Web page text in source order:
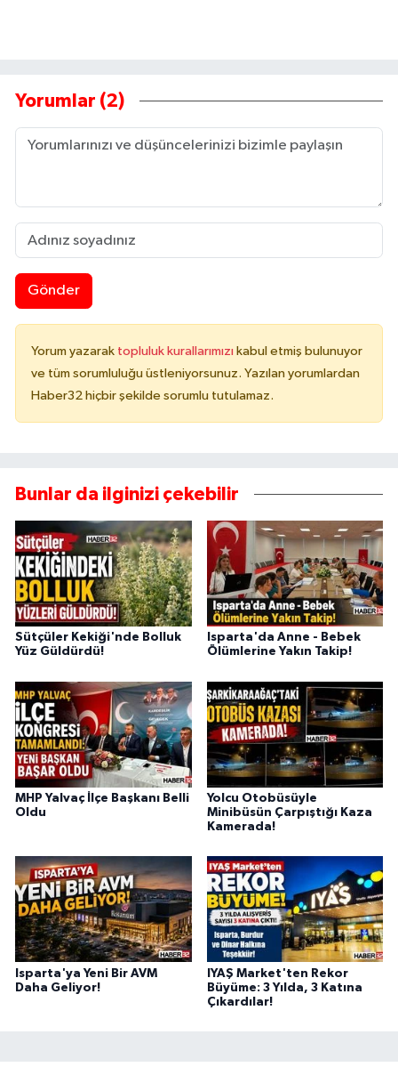
Yorumlar (2)
Gönder
Yorum yazarak topluluk kurallarımızı kabul etmiş bulunuyor
ve tüm sorumluluğu üstleniyorsunuz. Yazılan yorumlardan
Haber32 hiçbir şekilde sorumlu tutulamaz.
Bunlar da ilginizi çekebilir
Sütçüler Kekiği'nde Bolluk
Yüz Güldürdü!
Isparta'da Anne - Bebek
Ölümlerine Yakın Takip!
MHP Yalvaç İlçe Başkanı Belli
Oldu
Yolcu Otobüsüyle
Minibüsün Çarpıştığı Kaza
Kamerada!
Isparta'ya Yeni Bir AVM
Daha Geliyor!
IYAŞ Market'ten Rekor
Büyüme: 3 Yılda, 3 Katına
Çıkardılar!